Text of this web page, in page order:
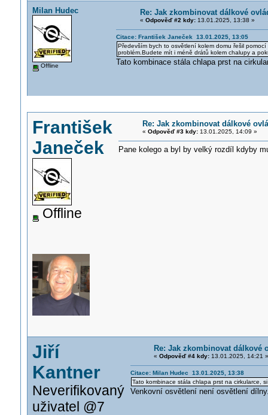
Milan Hudec
Offline
Re: Jak zkombinovat dálkové
« Odpověď #2 kdy:13.01.2025, 13:38 »
Citace: František Janeček 13.01.2025, 13:05
Především bych to osvětlení kolem domu řešil
problém.Budete mít i méně drátů kolem chalupy a
Tato kombinace stála chlapa prst na
František
Janeček
Offline
Re: Jak zkombinovat dálkové
« Odpověď #3 kdy:13.01.2025, 14:09 »
Pane kolego a byl by velký rozdíl kdyby
Jiří
Kantner
Neverifikovaný
uživatel @7
Re: Jak zkombinovat dálkové
« Odpověď #4 kdy:13.01.2025, 14:21 »
Citace: Milan Hudec 13.01.2025, 13:38
Tato kombinace stála chlapa prst na cirkularce,
Venkovní osvětlení není osvětlení